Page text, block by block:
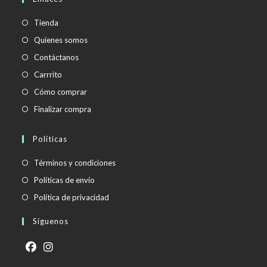
Tienda
Quienes somos
Contáctanos
Carrrito
Cómo comprar
Finalizar compra
Políticas
Términos y condicionesSe
Políticas de envío
abre
Política de privacidad
Síguenos